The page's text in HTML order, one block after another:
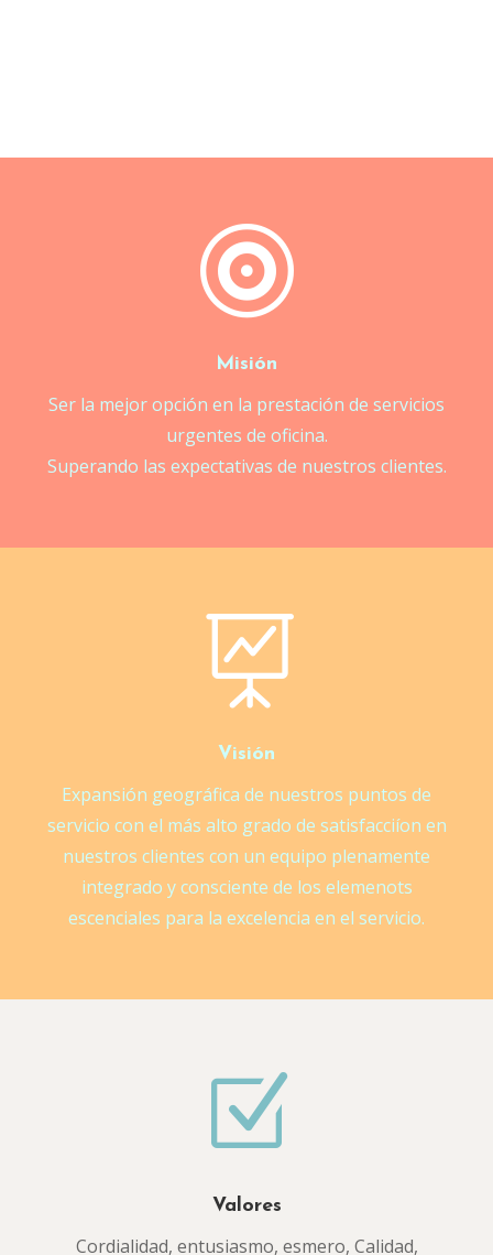

Misión
Ser la mejor opción en la prestación de servicios
urgentes de oficina.
Superando las expectativas de nuestros clientes.

Visión
Expansión geográfica de nuestros puntos de
servicio con el más alto grado de satisfacciíon en
nuestros clientes con un equipo plenamente
integrado y consciente de los elemenots
escenciales para la excelencia en el servicio.
Z
Valores
Cordialidad, entusiasmo, esmero, Calidad,